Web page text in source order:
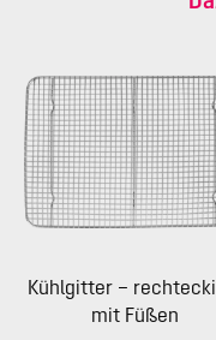
Kühlgitter –
mit Füßen